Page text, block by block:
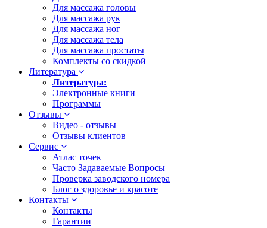
Для массажа головы
Для массажа рук
Для массажа ног
Для массажа тела
Для массажа простаты
Комплекты со скидкой
Литература
Литература:
Электронные книги
Программы
Отзывы
Видео - отзывы
Отзывы клиентов
Сервис
Атлас точек
Часто Задаваемые Вопросы
Проверка заводского номера
Блог о здоровье и красоте
Контакты
Контакты
Гарантии